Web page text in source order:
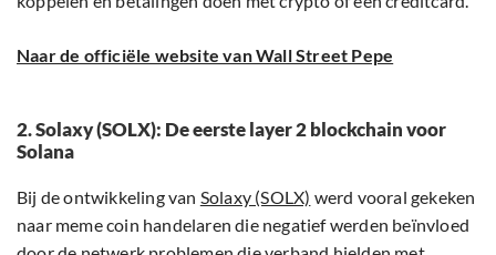
Naar de officiële website van Wall Street Pepe
2. Solaxy (SOLX): De eerste layer 2 blockchain voor
Solana
Bij de ontwikkeling van Solaxy (SOLX) werd vooral gekeken
naar meme coin handelaren die negatief werden beïnvloed